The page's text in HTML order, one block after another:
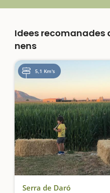
Idees recomanades
nens
5,1 Km's
Serra de Daró